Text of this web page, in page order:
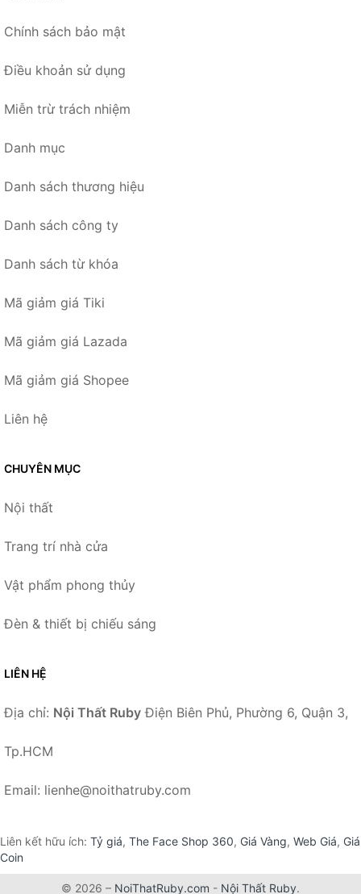
Chính sách bảo mật
Điều khoản sử dụng
Miễn trừ trách nhiệm
Danh mục
Danh sách thương hiệu
Danh sách công ty
Danh sách từ khóa
Mã giảm giá Tiki
Mã giảm giá Lazada
Mã giảm giá Shopee
Liên hệ
CHUYÊN MỤC
Nội thất
Trang trí nhà cửa
Vật phẩm phong thủy
Đèn & thiết bị chiếu sáng
LIÊN HỆ
Địa chỉ: Nội Thất Ruby Điện Biên Phủ, Phường 6, Quận 3,
Tp.HCM
Email: lienhe@noithatruby.com
Liên kết hữu ích: Tỷ giá, The Face Shop 360, Giá Vàng, Web Giá, Giá
Coin
© 2026 – NoiThatRuby.com - Nội Thất Ruby.